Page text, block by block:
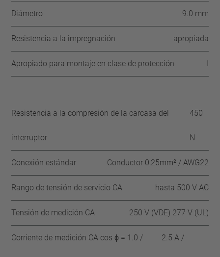
Diámetro 9.0 mm
Resistencia a la impregnación apropiada
Apropiado para montaje en clase de protección I
Resistencia a la compresión de la carcasa del
interruptor
450
N
Conexión estándar Conductor 0,25mm² / AWG22
Rango de tensión de servicio CA hasta 500 V AC
Tensión de medición CA 250 V (VDE) 277 V (UL)
Corriente de medición CA cos ϕ = 1.0 / 2.5 A /